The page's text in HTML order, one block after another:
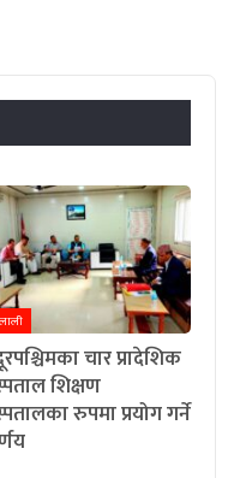
चार प्रादेशिक
शिक्षण
रुपमा प्रयोग गर्ने